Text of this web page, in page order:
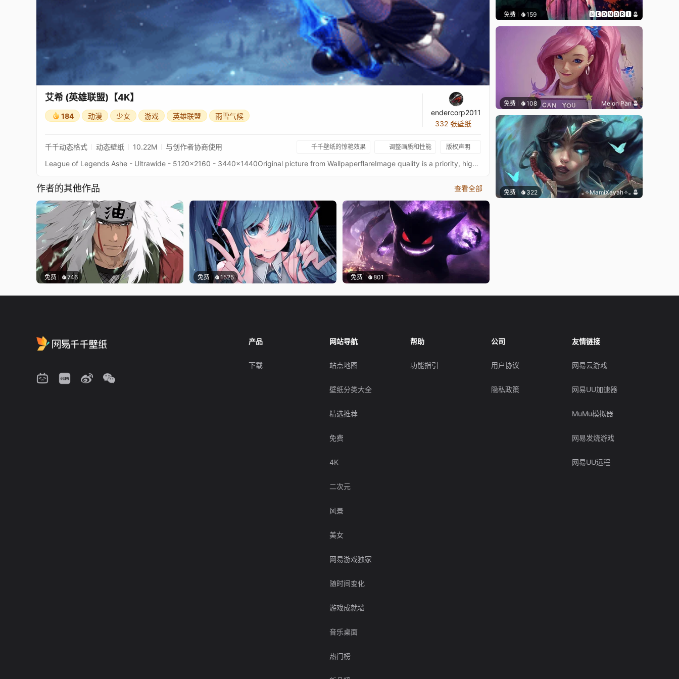
艾希 (英雄联盟)【4K】
184 动漫 少女 游戏 英雄联盟 雨雪气候
endercorp2011
332 张壁纸
千千动态格式 动态壁纸 10.22M 与创作者协商使用 千千壁纸的惊艳效果 调整画质和性能 版权声明
League of Legends Ashe - Ultrawide - 5120x2160 - 3440x1440Original picture from WallpaperflareImage quality is a priority, high-end setup recommendedKeywords : Anime, Game, LOL, The Frost Archer, Warmother, North Horde, Leader, Ice born, Snow, 2160p, 4K, HD
作者的其他作品 查看全部
免费 746 免费 1525 免费 801
免费 159 🅽🅴🅾🅼🅾🆁🅸
免费 108 Melon Pan
免费 322 ｡✧MamiXayah✧｡
产品
下载
网站导航
站点地图
壁纸分类大全
精选推荐
免费
4K
二次元
风景
美女
网易游戏独家
随时间变化
游戏成就墙
音乐桌面
热门榜
帮助
功能指引
公司
用户协议
隐私政策
友情链接
网易云游戏
网易UU加速器
MuMu模拟器
网易发烧游戏
网易UU远程